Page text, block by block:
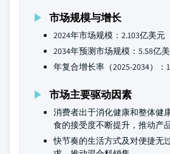
市场规模与增长
2024年市场规模：2.103亿美元
2034年预测市场规模：5.58亿
年复合增长率（2025-2034）：
市场主要驱动因素
消费者出于消化健康和整体健
食的接受度不断提升，推动产
快节奏的生活方式及对便捷无